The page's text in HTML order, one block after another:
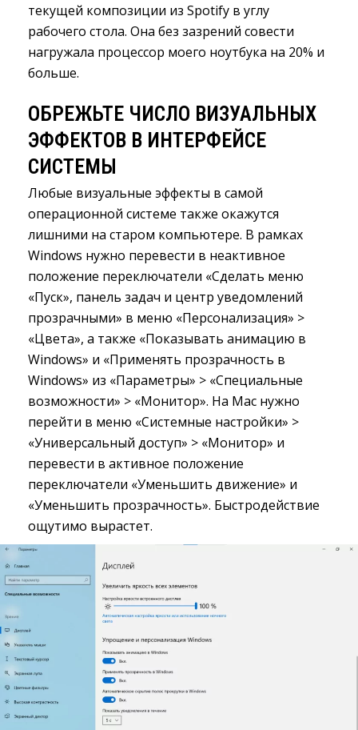
текущей композиции из Spotify в углу
рабочего стола. Она без зазрений совести
нагружала процессор моего ноутбука на 20% и
больше.
ОБРЕЖЬТЕ ЧИСЛО ВИЗУАЛЬНЫХ
ЭФФЕКТОВ В ИНТЕРФЕЙСЕ
СИСТЕМЫ
Любые визуальные эффекты в самой
операционной системе также окажутся
лишними на старом компьютере. В рамках
Windows нужно перевести в неактивное
положение переключатели «Сделать меню
«Пуск», панель задач и центр уведомлений
прозрачными» в меню «Персонализация» >
«Цвета», а также «Показывать анимацию в
Windows» и «Применять прозрачность в
Windows» из «Параметры» > «Специальные
возможности» > «Монитор». На Mac нужно
перейти в меню «Системные настройки» >
«Универсальный доступ» > «Монитор» и
перевести в активное положение
переключатели «Уменьшить движение» и
«Уменьшить прозрачность». Быстродействие
ощутимо вырастет.